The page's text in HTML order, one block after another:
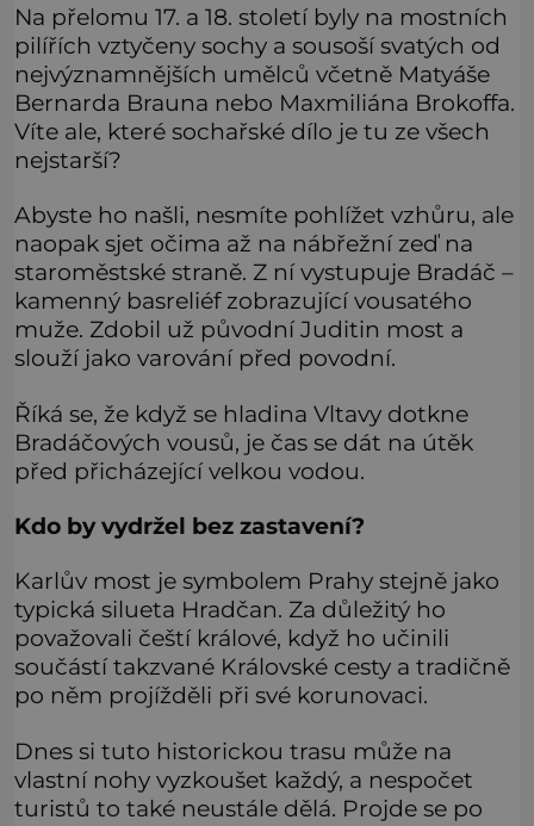
Na přelomu 17. a 18. století byly na mostních
pilířích vztyčeny sochy a sousoší svatých od
nejvýznamnějších umělců včetně Matyáše
Bernarda Brauna nebo Maxmiliána Brokoffa.
Víte ale, které sochařské dílo je tu ze všech
nejstarší?
Abyste ho našli, nesmíte pohlížet vzhůru, ale
naopak sjet očima až na nábřežní zeď na
staroměstské straně. Z ní vystupuje Bradáč –
kamenný basreliéf zobrazující vousatého
muže. Zdobil už původní Juditin most a
slouží jako varování před povodní.
Říká se, že když se hladina Vltavy dotkne
Bradáčových vousů, je čas se dát na útěk
před přicházející velkou vodou.
Kdo by vydržel bez zastavení?
Karlův most je symbolem Prahy stejně jako
typická silueta Hradčan. Za důležitý ho
považovali čeští králové, když ho učinili
součástí takzvané Královské cesty a tradičně
po něm projížděli při své korunovaci.
Dnes si tuto historickou trasu může na
vlastní nohy vyzkoušet každý, a nespočet
turistů to také neustále dělá. Projde se po